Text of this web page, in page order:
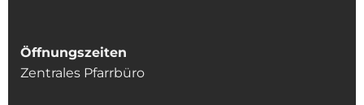
Öffnungszeiten
Zentrales Pfarrbüro